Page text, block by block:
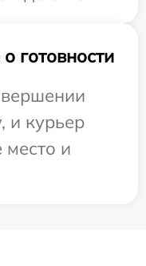
готовности
и курьер
место и